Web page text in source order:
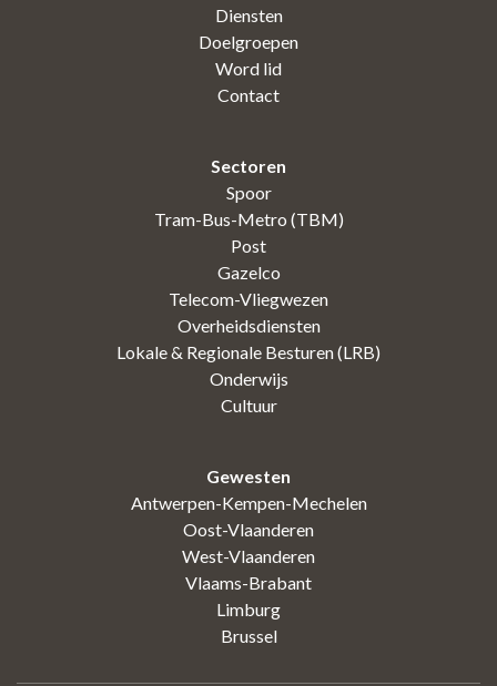
Diensten
Doelgroepen
Word lid
Contact
Sectoren
Spoor
Tram-Bus-Metro (TBM)
Post
Gazelco
Telecom-Vliegwezen
Overheidsdiensten
Lokale & Regionale Besturen (LRB)
Onderwijs
Cultuur
Gewesten
Antwerpen-Kempen-Mechelen
Oost-Vlaanderen
West-Vlaanderen
Vlaams-Brabant
Limburg
Brussel